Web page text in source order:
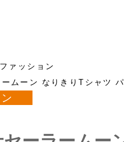
ファッション
ムーン なりきりTシャツ